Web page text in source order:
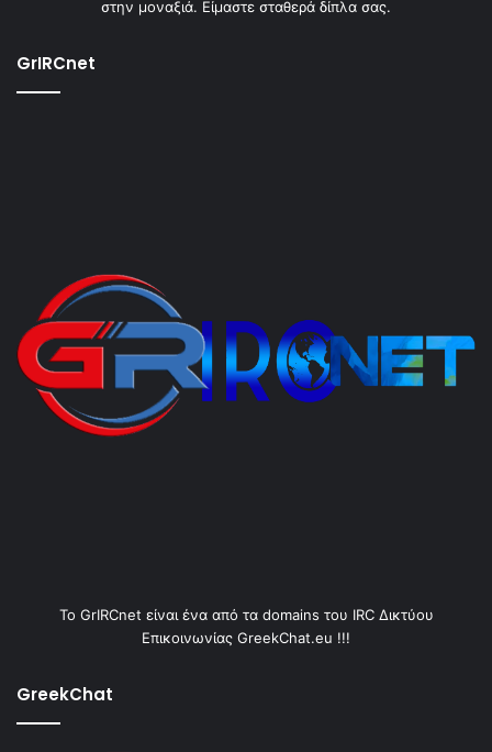
στην μοναξιά. Είμαστε σταθερά δίπλα σας.
GrIRCnet
Το GrIRCnet είναι ένα από τα domains του IRC Δικτύου
Επικοινωνίας GreekChat.eu !!!
GreekChat